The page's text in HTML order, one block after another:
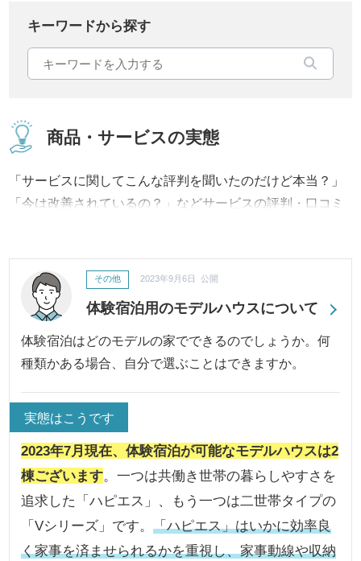
キーワードから探す
商品・サービスの実態
「サービスに関してこんな評判を聞いたのだけど本当？」
「今は改善されているの？」などサービスの評判・口コミ
体験宿泊用のモデルハウスについて
その他 2023年9月6日 公開
体験宿泊はどのモデルの家でできるのでしょうか。何
種類かある場合、自分で選ぶことはできますか。
実態はこうです
2023年7月現在、体験宿泊が可能なモデルハウスは2
棟ございます。一つは共働き世帯の暮らしやすさを
追求した「ハピエス」、もう一つは二世帯タイプの
「Vシリーズ」です。「ハピエス」はいかに効率良
く家事を済ませられるかを重視し、家事動線や収納